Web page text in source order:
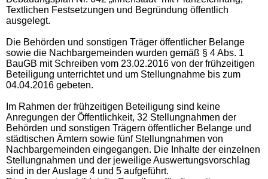
Textlichen Festsetzungen und Begründung öffentlich
ausgelegt.
Die Behörden und sonstigen Träger öffentlicher Belange
sowie die Nachbargemeinden wurden gemäß § 4 Abs. 1
BauGB mit Schreiben vom 23.02.2016 von der frühzeitigen
Beteiligung unterrichtet und um Stellungnahme bis zum
04.04.2016 gebeten.
Im Rahmen der frühzeitigen Beteiligung sind keine
Anregungen der Öffentlichkeit, 32 Stellungnahmen der
Behörden und sonstigen Trägern öffentlicher Belange und
städtischen Ämtern sowie fünf Stellungnahmen von
Nachbargemeinden eingegangen. Die Inhalte der einzelnen
Stellungnahmen und der jeweilige Auswertungsvorschlag
sind in der Auslage 4 und 5 aufgeführt.